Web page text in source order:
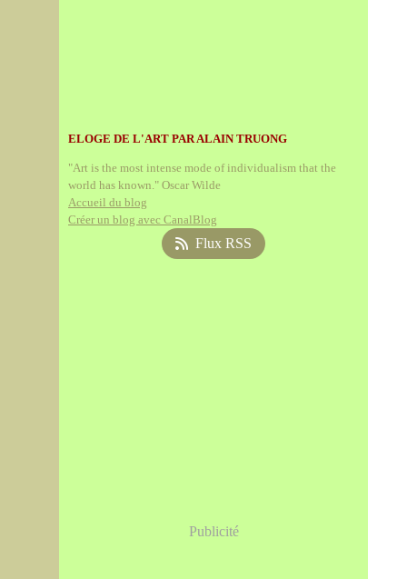
ELOGE DE L'ART PAR ALAIN TRUONG
"Art is the most intense mode of individualism that the
world has known." Oscar Wilde
Accueil du blog
Créer un blog avec CanalBlog
Flux RSS
Publicité